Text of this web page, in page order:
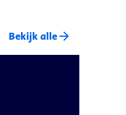
Bekijk allearrow_forward